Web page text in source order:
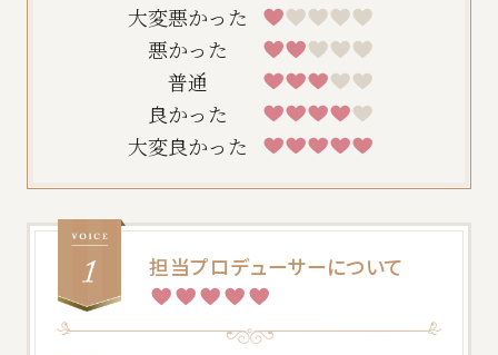
一緒に唯一無二の結婚式をプロデュースしませ
大変悪かった
悪かった
普通
良かった
大変良かった
担当プロデューサーについて